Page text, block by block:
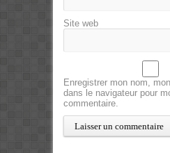
Site web
Enregistrer mon nom,
dans le navigateur pour
commentaire.